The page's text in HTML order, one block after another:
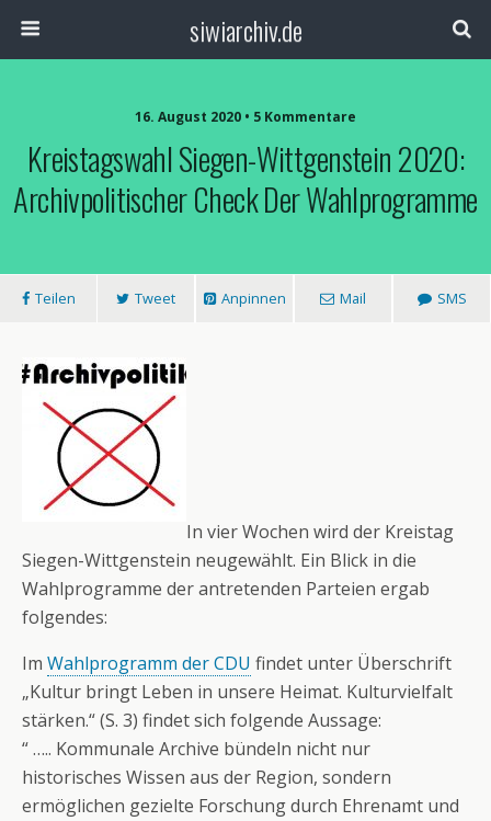
siwiarchiv.de
16. August 2020 • 5 Kommentare
Kreistagswahl Siegen-Wittgenstein 2020:
Archivpolitischer Check Der Wahlprogramme
Teilen Tweet Anpinnen Mail SMS
In vier Wochen wird der Kreistag
Siegen-Wittgenstein neugewählt. Ein Blick in die
Wahlprogramme der antretenden Parteien ergab
folgendes:
Im Wahlprogramm der CDU findet unter Überschrift
„Kultur bringt Leben in unsere Heimat. Kulturvielfalt
stärken.“ (S. 3) findet sich folgende Aussage:
“ ….. Kommunale Archive bündeln nicht nur
historisches Wissen aus der Region, sondern
ermöglichen gezielte Forschung durch Ehrenamt und